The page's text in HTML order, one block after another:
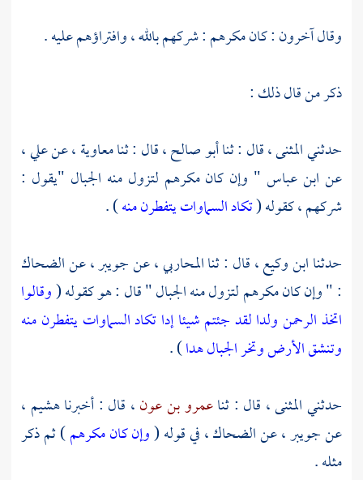
وقال آخرون : كان مكرهم : شركهم بالله ، وافتراؤهم عليه .
ذكر من قال ذلك :
حدثنيالمثنى، قال : ثناأبو صالح، قال : ثنامعاوية، عنعلي،
عن ابن عباس " وإن كان مكرهم لتزول منه الجبال "يقول :
شركهم ، كقوله (تكاد السماوات يتفطرن منه) .
حدثناابن وكيع، قال : ثناالمحاربي، عنجويبر، عنالضحاك
: " وإن كان مكرهم لتزول منه الجبال " قال : هو كقوله (وقالوا
اتخذ الرحمن ولدا لقد جئتم شيئا إدا تكاد السماوات يتفطرن منه
وتنشق الأرض وتخر الجبال هدا) .
حدثنيالمثنى، قال : ثناعمرو بن عون، قال : أخبرناهشيم ،
عنجويبر، عنالضحاك، في قوله (وإن كان مكرهم) ثم ذكر
مثله .